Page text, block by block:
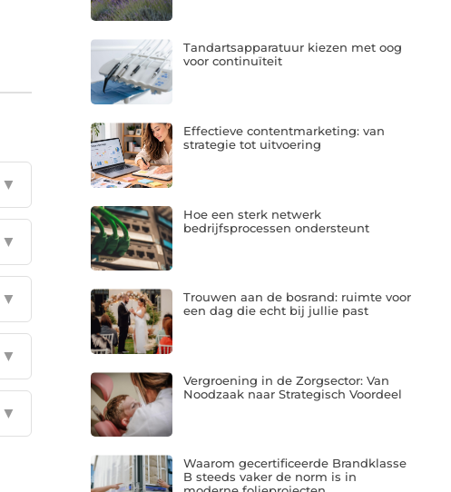
▼
▼
▼
▼
▼
Tandartsapparatuur kiezen met oog
voor continuïteit
Effectieve contentmarketing: van
strategie tot uitvoering
Hoe een sterk netwerk
bedrijfsprocessen ondersteunt
Trouwen aan de bosrand: ruimte voor
een dag die echt bij jullie past
Vergroening in de Zorgsector: Van
Noodzaak naar Strategisch Voordeel
Waarom gecertificeerde Brandklasse
B steeds vaker de norm is in